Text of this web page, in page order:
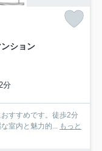
ション
分
すすめです。徒歩2分
室内と魅力的... もっと